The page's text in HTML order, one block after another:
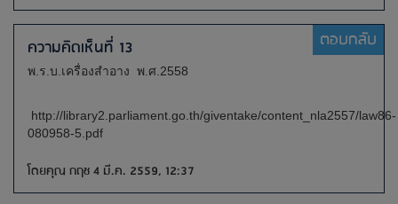
ความคิดเห็นที่ 13 ตอบกลับ
พ.ร.บ.เครื่องสำอาง พ.ศ.2558
http://library2.parliament.go.th/giventake/content_nla2557/law86-
080958-5.pdf
โดยคุณ กฤช 4 มี.ค. 2559, 12:37